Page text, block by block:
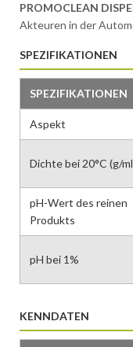
PROMOCLEAN
Akteuren in der
SPEZIFIKATIONEN
SPEZIFIKATIONEN
Aspekt
Dichte bei 20°C (g/
pH-Wert des reinen
Produkts
pH bei 1%
KENNDATEN